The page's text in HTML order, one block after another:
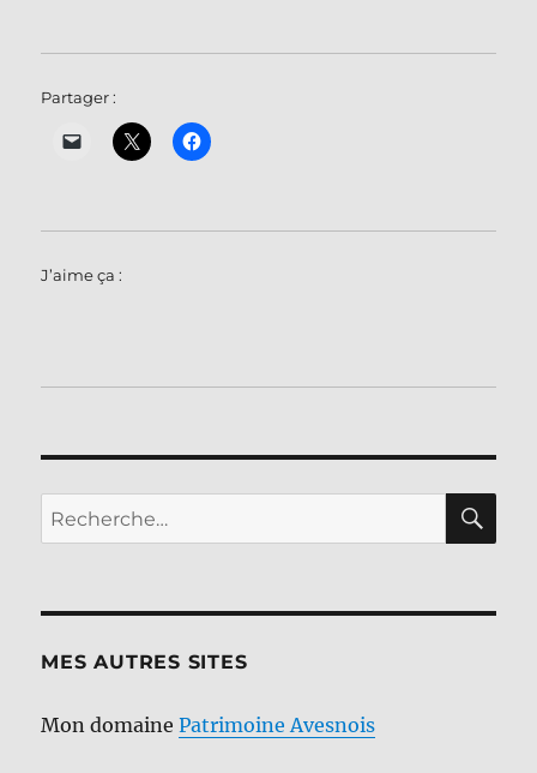
Partager :
J’aime ça :
Recherche
pour :
MES AUTRES SITES
Mon domainePatrimoine Avesnois